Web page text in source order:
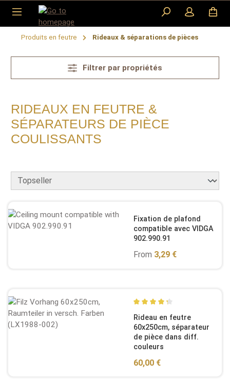
Skip to main content
Produits en feutre Rideaux & séparations de pièces
Filtrer par propriétés
RIDEAUX EN FEUTRE &
SÉPARATEURS DE PIÈCE
COULISSANTS
Fixation de plafond
compatible avec VIDGA
902.990.91
Regular price:
From 3,29 €
Average rating of 4.2 out
Rideau en feutre
60x250cm, séparateur
de pièce dans diff.
couleurs
Regular price:
60,00 €